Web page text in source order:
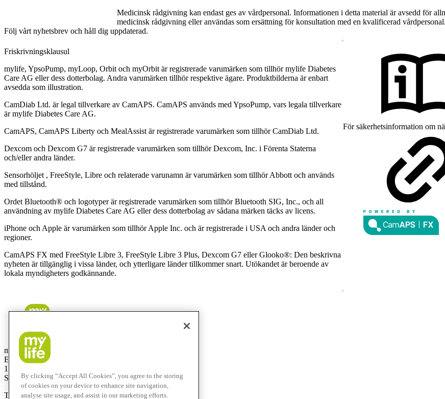
Medicinsk rådgivning kan endast ges av vårdpersonal. Informationen i detta material är avsedd för
medicinsk rådgivning eller användas som ersättning för konsultation med en kvalificerad vårdpersonal.
Följ vårt nyhetsbrev och håll dig uppdaterad.
Friskrivningsklausul
mylife, YpsoPump, myLoop, Orbit och myOrbit är registrerade varumärken som tillhör mylife Diabetes
Care AG eller dess dotterbolag. Andra varumärken tillhör respektive ägare. Produktbilderna är enbart
avsedda som illustration.
CamDiab Ltd. är legal tillverkare av CamAPS. CamAPS används med YpsoPump, vars legala tillverkare
är mylife Diabetes Care AG.
CamAPS, CamAPS Liberty och MealAssist är registrerade varumärken som tillhör CamDiab Ltd.
Dexcom och Dexcom G7 är registrerade varumärken som tillhör Dexcom, Inc. i Förenta Staterna
och/eller andra länder.
Sensorhöljet , FreeStyle, Libre och relaterade varunamn är varumärken som tillhör Abbott och används
med tillstånd.
Ordet Bluetooth® och logotyper är registrerade varumärken som tillhör Bluetooth SIG, Inc., och all
användning av mylife Diabetes Care AG eller dess dotterbolag av sådana märken täcks av licens.
iPhone och Apple är varumärken som tillhör Apple Inc. och är registrerade i USA och andra länder och
regioner.
CamAPS FX med FreeStyle Libre 3, FreeStyle Libre 3 Plus, Dexcom G7 eller Glooko®: Den beskrivna
nyheten är tillgänglig i vissa länder, och ytterligare länder tillkommer snart. Utökandet är beroende av
lokala myndigheters godkännande.
För säkerhetsinformation om
mylife Diabetes Care AB
Elektrogatan 10, 7 tr
171 54 Solna
Sweden
T
+46 8 601 25 50
By clicking “Accept All Cookies”, you agree to the storing
of cookies on your device to enhance site navigation,
analyse site usage, and assist in our marketing efforts.